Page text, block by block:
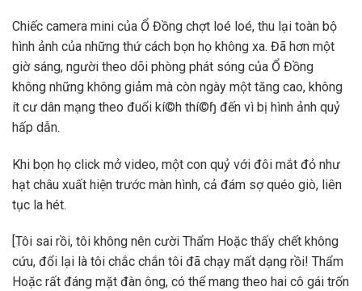
Chiếc camera mini của Ổ Đồng chợt loé loé, thu lại toàn bộ
hình ảnh của những thứ cách bọn họ không xa. Đã hơn một
giờ sáng, người theo dõi phòng phát sóng của Ổ Đồng
không những không giảm mà còn ngày một tăng cao, không
ít cư dân mạng theo đuổi kí©h thí©ɧ đến vì bị hình ảnh quỷ
hấp dẫn.
Khi bọn họ click mở video, một con quỷ với đôi mắt đỏ như
hạt châu xuất hiện trước màn hình, cả đám sợ quéo giò, liên
tục la hét.
[Tôi sai rồi, tôi không nên cười Thẩm Hoặc thấy chết không
cứu, đổi lại là tôi chắc chắn tôi đã chạy mất dạng rồi! Thẩm
Hoặc rất đáng mặt đàn ông, có thể mang theo hai cô gái trốn